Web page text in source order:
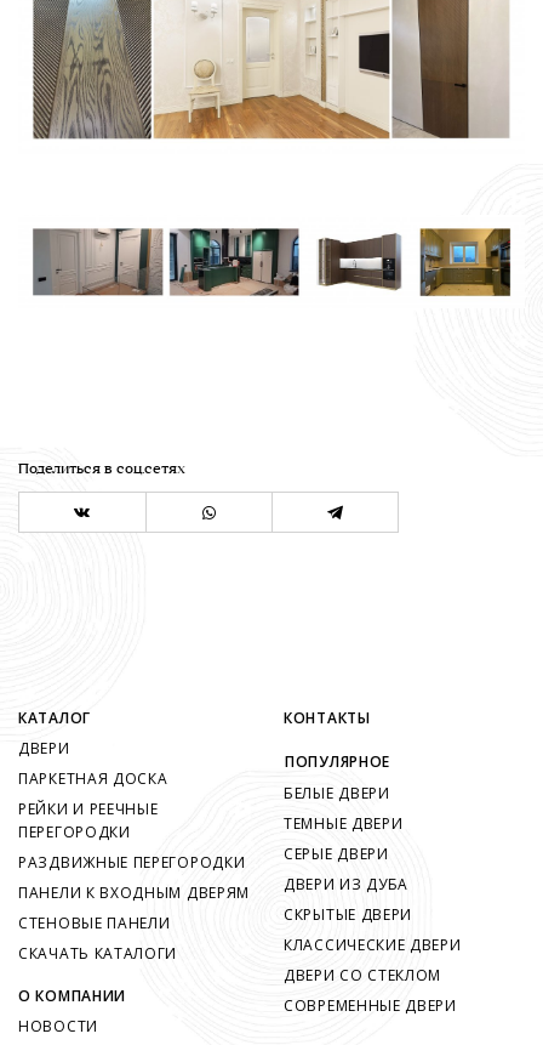
Поделиться в соц.сетях
КАТАЛОГ
ДВЕРИ
ПАРКЕТНАЯ ДОСКА
РЕЙКИ И РЕЕЧНЫЕ
ПЕРЕГОРОДКИ
РАЗДВИЖНЫЕ ПЕРЕГОРОДКИ
ПАНЕЛИ К ВХОДНЫМ ДВЕРЯМ
СТЕНОВЫЕ ПАНЕЛИ
СКАЧАТЬ КАТАЛОГИ
О КОМПАНИИ
НОВОСТИ
КОНТАКТЫ
ПОПУЛЯРНОЕ
БЕЛЫЕ ДВЕРИ
ТЕМНЫЕ ДВЕРИ
СЕРЫЕ ДВЕРИ
ДВЕРИ ИЗ ДУБА
СКРЫТЫЕ ДВЕРИ
КЛАССИЧЕСКИЕ ДВЕРИ
ДВЕРИ СО СТЕКЛОМ
СОВРЕМЕННЫЕ ДВЕРИ